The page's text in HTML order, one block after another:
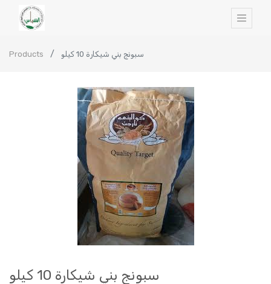
Products سبونج بني شيكارة 10 كيلو
سبونج بني شيكارة 10 كيلو